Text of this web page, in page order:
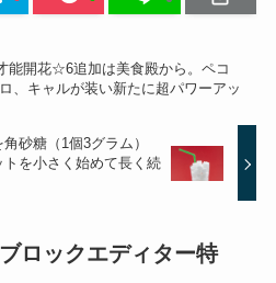
能開花☆6追加は美食殿から。ペコ
、キャルが装い新たに超パワーアッ
砂糖（1個3グラム）
を小さく始めて長く続
ロックエディター特